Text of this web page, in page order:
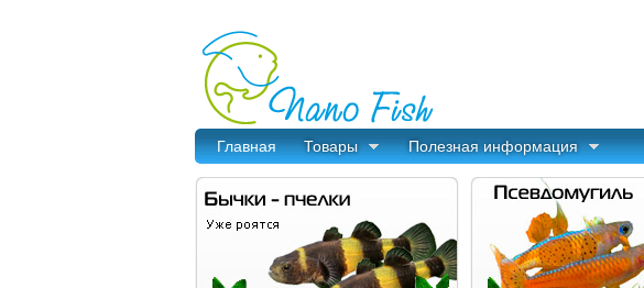
Главная Товары Полезная информация